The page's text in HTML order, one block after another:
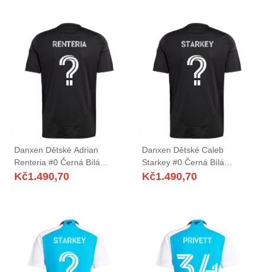
Danxen Dětské Adrian
Renteria #0 Černá Bílá
Daleko Hráčské Dresy
Kč1.490,70
Danxen Dětské Caleb
Starkey #0 Černá Bílá
Daleko Hráčské Dresy
Kč1.490,70